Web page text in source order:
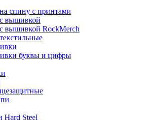
спину с принтами
вышивкой
вышивкой RockMerch
буквы и цифры
Steel